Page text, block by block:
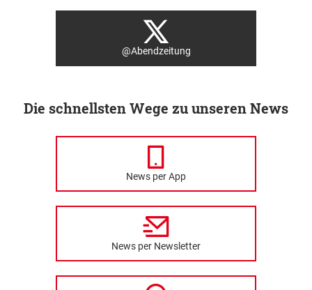
@Abendzeitung
Die schnellsten Wege zu unseren News
News per App
News per Newsletter